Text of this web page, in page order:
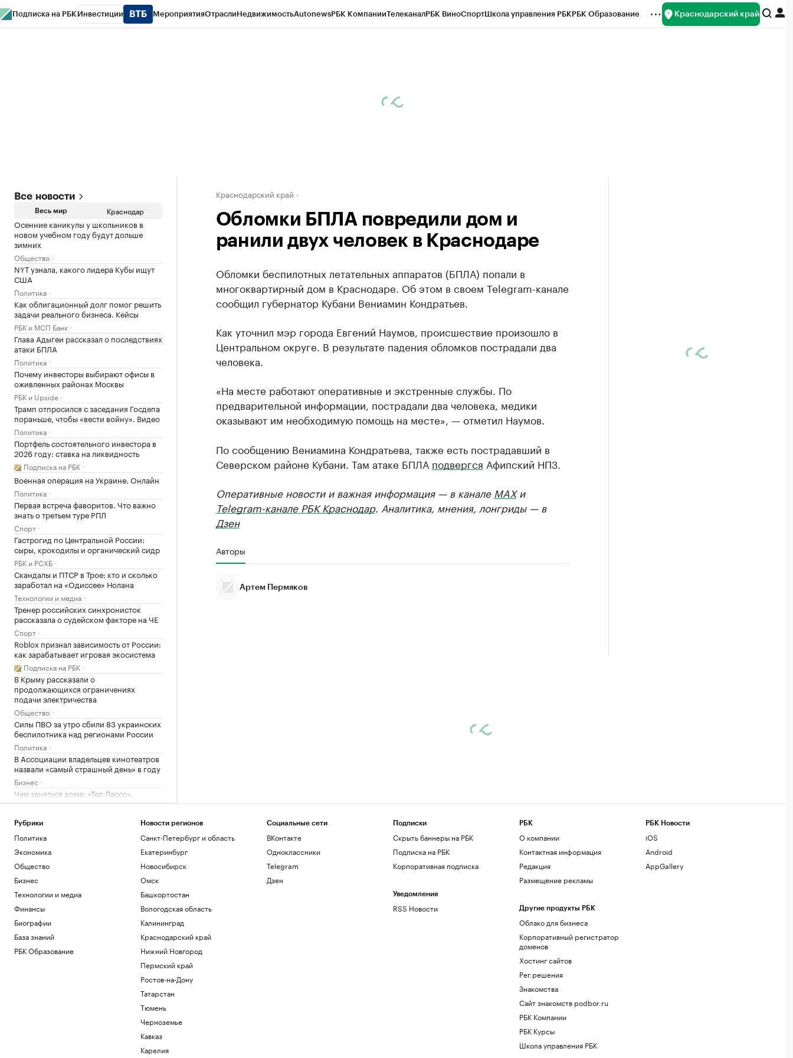
Подписка на РБК Инвестиции МероприятияОтраслиНедвижимостьAutonewsРБК КомпанииТелеканалРБК ВиноСпортШкола управления РБКРБК Образование Краснодарский край
Все новости
Весь мир Краснодар
Осенние каникулы у школьников в
новом учебном году будут дольше
зимних
Общество
NYT узнала, какого лидера Кубы ищут
США
Политика
Как облигационный долг помог решить
задачи реального бизнеса. Кейсы
РБК и МСП Банк
Глава Адыгеи рассказал о последствиях
атаки БПЛА
Политика
Почему инвесторы выбирают офисы в
оживленных районах Москвы
РБК и Upside
Трамп отпросился с заседания Госдепа
пораньше, чтобы «вести войну». Видео
Политика
Портфель состоятельного инвестора в
2026 году: ставка на ликвидность
Подписка на РБК
Военная операция на Украине. Онлайн
Политика
Первая встреча фаворитов. Что важно
знать о третьем туре РПЛ
Спорт
Гастрогид по Центральной России:
сыры, крокодилы и органический сидр
РБК и РСХБ
Скандалы и ПТСР в Трое: кто и сколько
заработал на «Одиссее» Нолана
Технологии и медиа
Тренер российских синхронисток
рассказала о судейском факторе на ЧЕ
Спорт
Roblox признал зависимость от России:
как зарабатывает игровая экосистема
Подписка на РБК
В Крыму рассказали о
продолжающихся ограничениях
подачи электричества
Общество
Силы ПВО за утро сбили 83 украинских
беспилотника над регионами России
Политика
В Ассоциации владельцев кинотеатров
назвали «самый страшный день» в году
Бизнес
Чем заняться дома: «Тед Лассо»,
эволюция и мифы Петербурга
Банки из топ-10 повысили ставки по
вкладам после заседания ЦБ
Инвестиции
США выделят $1 млрд на поддержку
нового президента Колумбии
Политика
Колумбия присоединится к
созданному США альянсу «Щит
Америк»
Политика
Загрузить еще
Краснодарский край
Обломки БПЛА повредили дом и
ранили двух человек в Краснодаре
Обломки беспилотных летательных аппаратов (БПЛА) попали в
многоквартирный дом в Краснодаре. Об этом в своем Telegram-канале
сообщил губернатор Кубани Вениамин Кондратьев.
Как уточнил мэр города Евгений Наумов, происшествие произошло в
Центральном округе. В результате падения обломков пострадали два
человека.
«На месте работают оперативные и экстренные службы. По
предварительной информации, пострадали два человека, медики
оказывают им необходимую помощь на месте», — отметил Наумов.
По сообщению Вениамина Кондратьева, также есть пострадавший в
Северском районе Кубани. Там атаке БПЛА подвергся Афипский НПЗ.
Оперативные новости и важная информация — в канале MAXи
Telegram-канале РБК Краснодар. Аналитика, мнения, лонгриды — в
Дзен
Авторы
Артем Пермяков
Рубрики
Политика
Экономика
Общество
Бизнес
Технологии и медиа
Финансы
Биографии
База знаний
РБК Образование
Новости регионов
Санкт-Петербург и область
Екатеринбург
Новосибирск
Омск
Башкортостан
Вологодская область
Калининград
Краснодарский край
Нижний Новгород
Пермский край
Ростов-на-Дону
Татарстан
Тюмень
Черноземье
Кавказ
Карелия
Социальные сети
ВКонтакте
Одноклассники
Telegram
Дзен
Подписки
Скрыть баннеры на РБК
Подписка на РБК
Корпоративная подписка
Уведомления
RSS Новости
РБК
О компании
Контактная информация
Редакция
Размещение рекламы
Другие продукты РБК
Облако для бизнеса
Корпоративный регистратор
доменов
Хостинг сайтов
Рег.решения
Знакомства
Сайт знакомств podbor.ru
РБК Компании
РБК Курсы
Школа управления РБК
РБК Новости
iOS
Android
AppGallery